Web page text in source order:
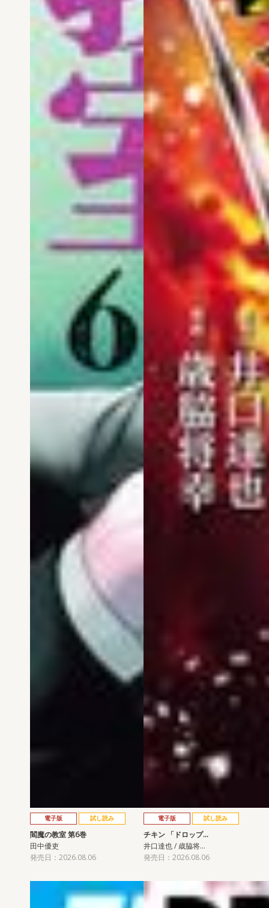
電子版 試し読み
閻魔の教室 第6巻
田中優吏
発売日：2026.08.06
電子版 試し読み
チキン 「ドロップ…
井口達也 / 歳脇将…
発売日：2026.08.06